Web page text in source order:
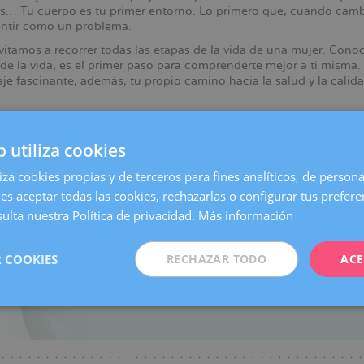
Tu cuerpo es tu primer entorno. Lo primero que, cuando
como un problema.
a recorrer todas las etapas de la vida de una mujer.
la vida, es el primer paso para comprenderte mejor a ti
fascinante, además, tu propio camino hacia la salud y la
INFANCIA
MATERNIDAD MENOPAUSIA
utiliza cookies
cookies propias y de terceros para fines analíticos, de
aceptar todas las cookies, rechazarlas o configurar tus
nuestra Política de privacidad. Más información
RECHAZAR TODO
COOKIES